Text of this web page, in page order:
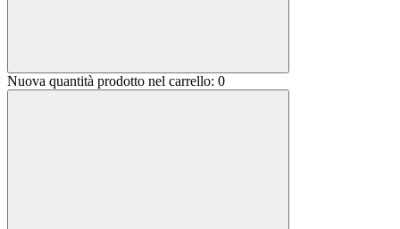
Nuova quantità prodotto nel carrello: 0